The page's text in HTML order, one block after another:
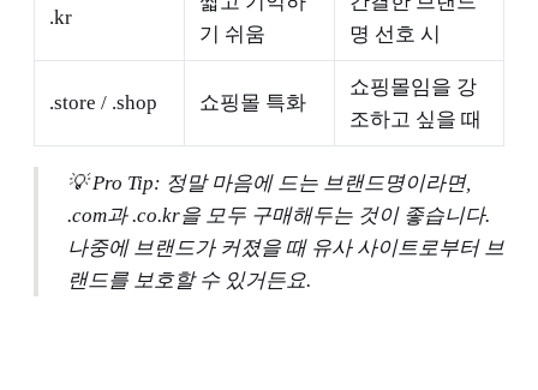
.kr
기 쉬움
명 선호 시
.store / .shop 쇼핑몰 특화
쇼핑몰임을 강
조하고 싶을 때
💡 Pro Tip: 정말 마음에 드는 브랜드명이라면,
.com과 .co.kr을 모두 구매해두는 것이 좋습니다.
나중에 브랜드가 커졌을 때 유사 사이트로부터 브
랜드를 보호할 수 있거든요.